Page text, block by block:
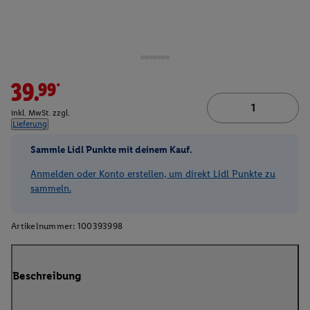
39.99*
inkl. MwSt. zzgl.
Lieferung
Sammle Lidl Punkte mit deinem Kauf.
Anmelden oder Konto erstellen, um direkt Lidl Punkte zu
sammeln.
Artikelnummer: 100393998
Beschreibung